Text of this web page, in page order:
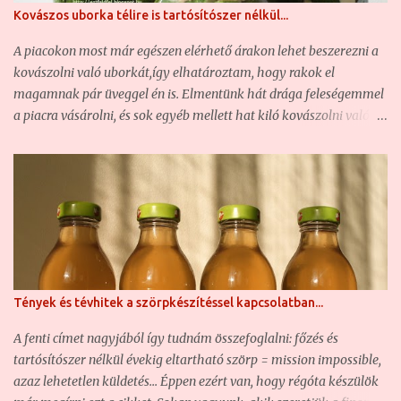
amely sok éves feledésbe merülés után ismét reneszánszát éli. Mi
is bemutatjuk a magunk receptjét, mert hát valljuk be: a
boltokban igen csak drága, ha egyáltalán kapható (280-300
gramm/üveg = közel 1800 forint) ... Zöld dió, a ...
Kovászos uborka télire is tartósítószer nélkül...
A piacokon most már egészen elérhető árakon lehet beszerezni a
kovászolni való uborkát,így elhatároztam, hogy rakok el
magamnak pár üveggel én is. Elmentünk hát drága feleségemmel
a piacra vásárolni, és sok egyéb mellett hat kiló kovászolni való
őstermelőktől vásárolunk. Így volt ez ma is. A Fehérvári úti piac
első emeletén az egyik bácsikánál olyan friss kovászolni való
uborkát találtunk, hogy azt nem is reméltük. Az uborkák végén
még ott fityegett az elszáradt virág rész, az uborka illat érezhető
volt már fél méterről is, és amikor megfogtam, éreztem, hogy
még szúr. Igen, aki nem tudja, annak elárulom: a kovászolni való
uborkát aprócska szőrök borítják. Amikor még friss az uborka,
akkor ez még enyhén szúrja az ember kezét. A sokszor
átpakolászott, innen oda, onnan ide szállított uborkáról ez már
lekopik, és nem szúr. Na általában a piacon kapható uborka már
ebben az öregedési fázisban leledzik. :-) Szóval, elindu...
Tények és tévhitek a szörpkészítéssel kapcsolatban...
A fenti címet nagyjából így tudnám összefoglalni: főzés és
tartósítószer nélkül évekig eltartható szörp = mission impossible,
azaz lehetetlen küldetés... Éppen ezért van, hogy régóta készülök